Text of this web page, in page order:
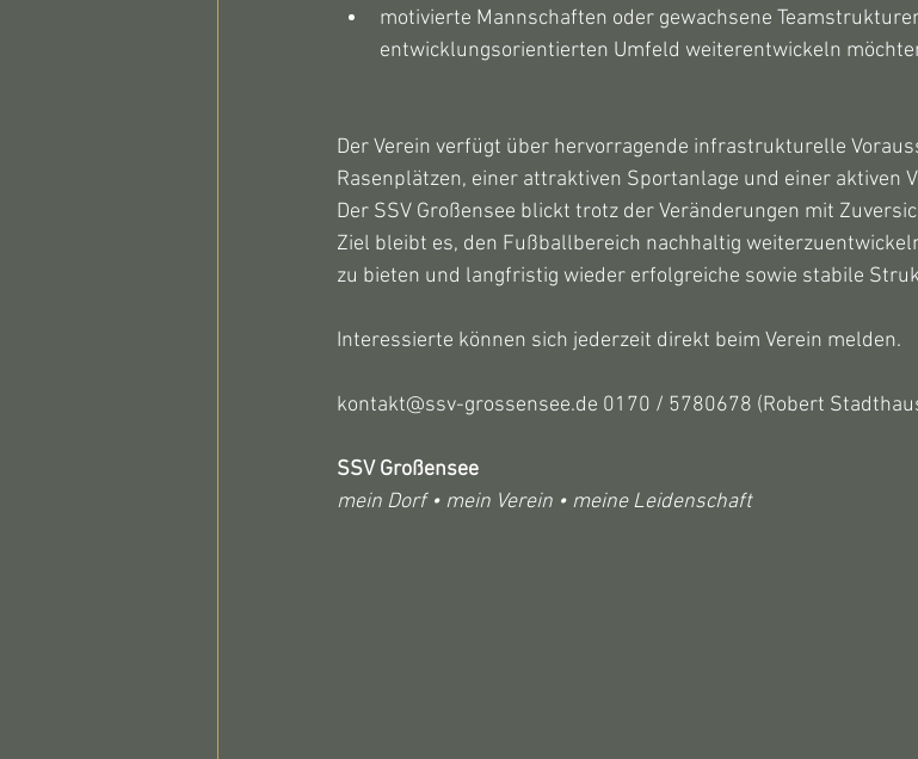
motivierte Mannschaften oder gewachsene
entwicklungsorientierten Umfeld weiterentwickeln
Der Verein verfügt über hervorragende infrastrukturelle
Rasenplätzen, einer attraktiven Sportanlage und einer aktiven
Der SSV Großensee blickt trotz der Veränderungen mit
Ziel bleibt es, den Fußballbereich nachhaltig
zu bieten und langfristig wieder erfolgreiche sowie stabile
Interessierte können sich jederzeit direkt beim Verein melden.
kontakt@ssv-grossensee.de 0170 / 5780678 (Robert
SSV Großensee
mein Dorf • mein Verein • meine Leidenschaft